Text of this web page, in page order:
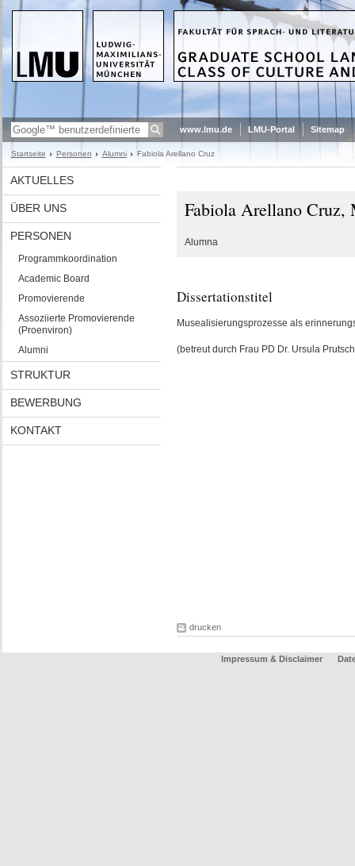
www.lmu.de LMU-Portal Sitemap
Startseite Personen Alumni Fabiola Arellano Cruz
AKTUELLES
ÜBER UNS
PERSONEN
Programmkoordination
Academic Board
Promovierende
Assoziierte Promovierende
(Proenviron)
Alumni
STRUKTUR
BEWERBUNG
KONTAKT
Fabiola Arellano Cruz,
Alumna
Dissertationstitel
Musealisierungsprozesse als
(betreut durch Frau PD Dr. Ursula
drucken
Impressum & Disclaimer